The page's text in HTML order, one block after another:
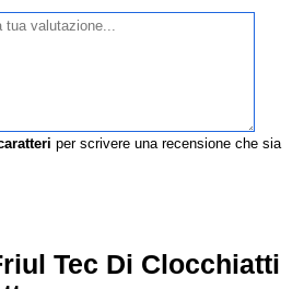
per scrivere una recensione che sia
Tec Di Clocchiatti